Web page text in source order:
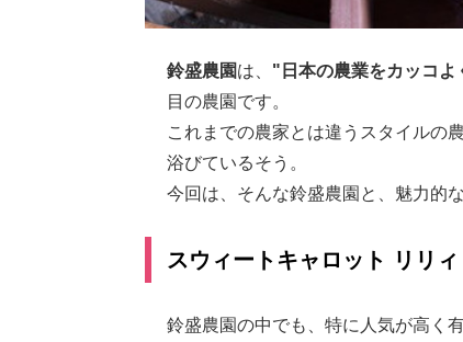
鈴盛農園は、 "日本の農業をカッコよ
目の農園です。
これまでの農家とは違うスタイルの
浴びているそう。
今回は、そんな鈴盛農園と、魅力的
スウィートキャロット リリィ
鈴盛農園の中でも、特に人気が高く